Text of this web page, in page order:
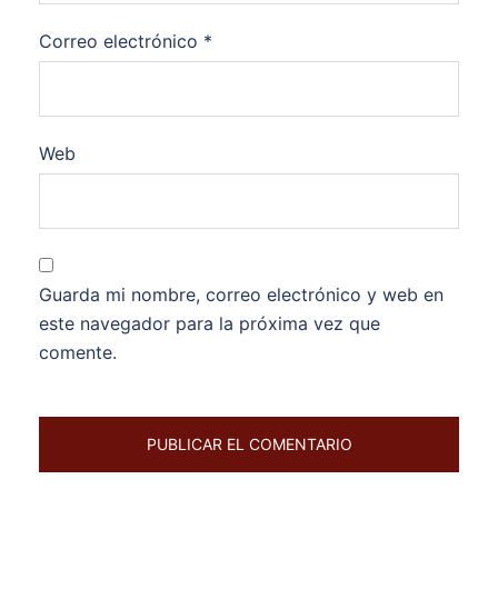
Correo electrónico *
Web
Guarda mi nombre, correo electrónico y web en
este navegador para la próxima vez que
comente.